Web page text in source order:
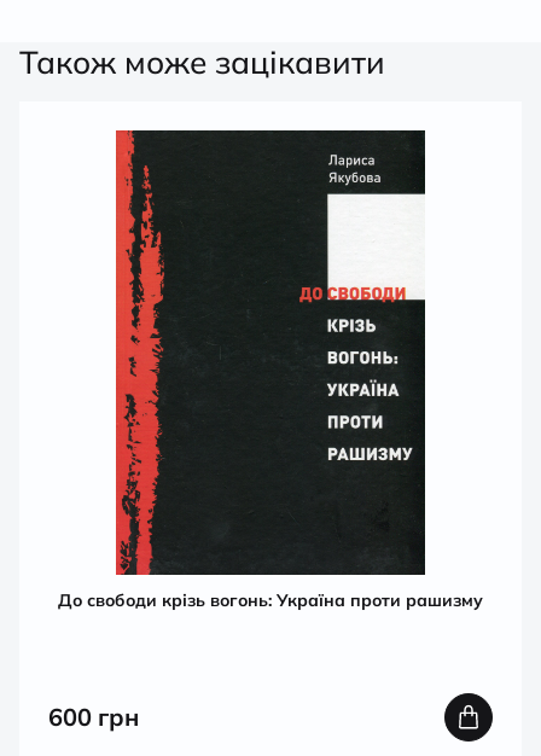
Також може зацікавити
До свободи крізь вогонь: Україна проти рашизму
600 грн